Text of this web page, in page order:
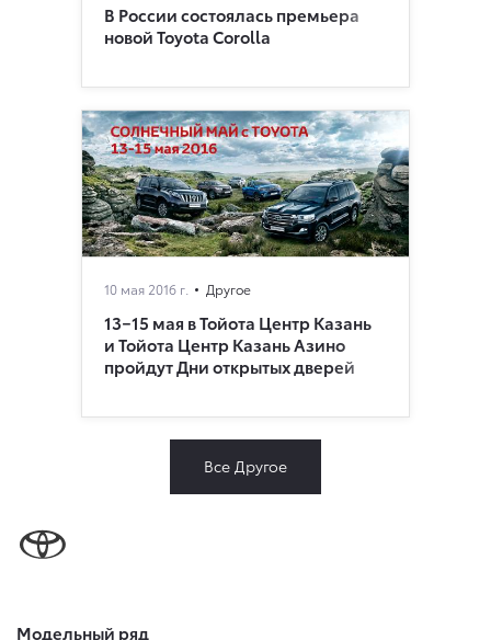
В России состоялась премьера
новой Toyota Corolla
10 мая 2016 г. Другое
13−15 мая в Тойота Центр Казань
и Тойота Центр Казань Азино
пройдут Дни открытых дверей
Все Другое
Модельный ряд